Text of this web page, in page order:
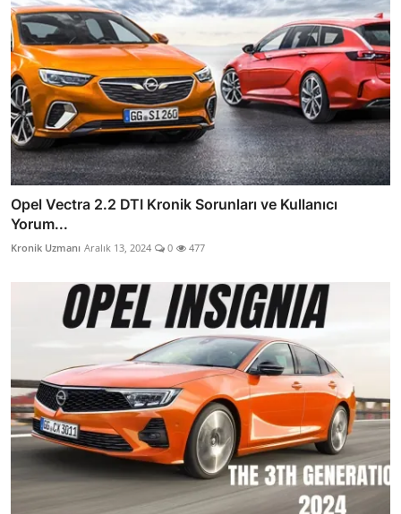
Opel Vectra 2.2 DTI Kronik Sorunları ve Kullanıcı
Yorum...
Kronik Uzmanı Aralık 13, 2024 0 477